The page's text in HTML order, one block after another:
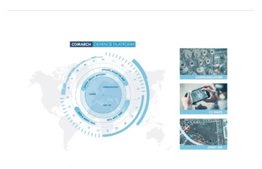
Radiolokacyjny; autor 4 prac badawczych, 7 norm
obronnych, 2 podręczników.